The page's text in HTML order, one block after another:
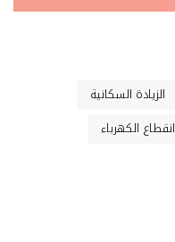
الزيادة السكانية
انقطاع الكهرباء